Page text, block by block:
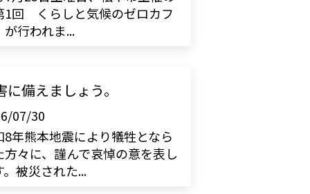
1回 くらしと気候のゼロカフ
が行われま...
に備えましょう。
07/30
8年熊本地震により犠牲となら
方々に、謹んで哀悼の意を表し
。被災された...